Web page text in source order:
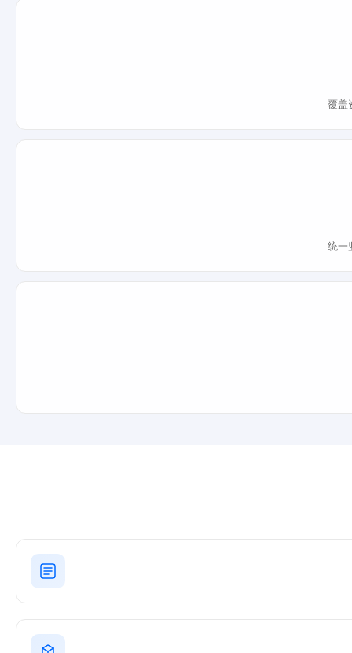
覆盖
统一